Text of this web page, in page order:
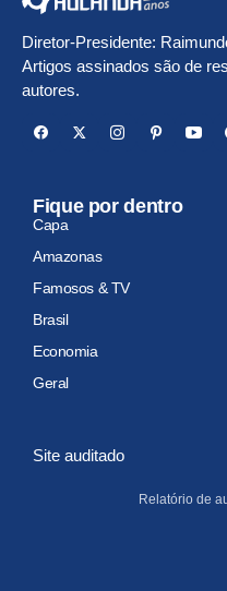
Diretor-Presidente:
Artigos assinados são de
autores.
Fique por dentro
Capa
Amazonas
Famosos & TV
Brasil
Economia
Geral
Site auditado
Relatório de